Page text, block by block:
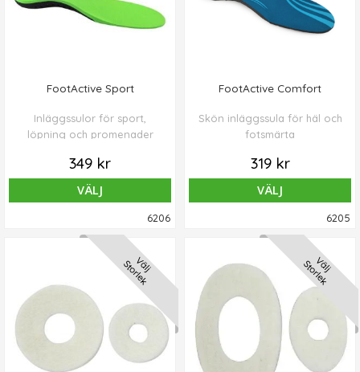
FootActive Sport
Inläggssulor för sport,
löpning och promenader
349 kr
VÄLJ
6206
FootActive Comfort
Skön inläggssula för häl och
fotsmärta
319 kr
VÄLJ
6205
Välj
Storlek Välj
Storlek